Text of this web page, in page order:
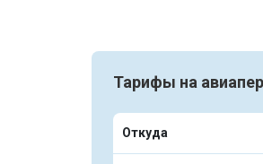
Тарифы на
Откуда